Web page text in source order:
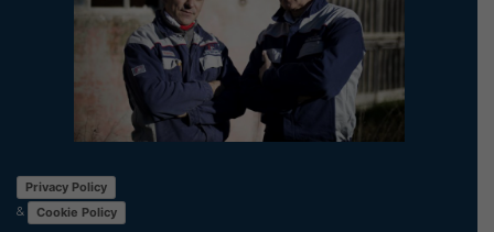
Privacy Policy
&
Cookie Policy